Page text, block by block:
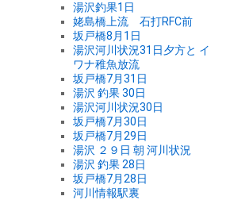
湯沢釣果1日
姥島橋上流 石打RFC前
坂戸橋8月1日
湯沢河川状況31日夕方と イ
ワナ稚魚放流
坂戸橋7月31日
湯沢 釣果 30日
湯沢河川状況30日
坂戸橋7月30日
坂戸橋7月29日
湯沢 ２９日 朝 河川状況
湯沢 釣果 28日
坂戸橋7月28日
河川情報駅裏